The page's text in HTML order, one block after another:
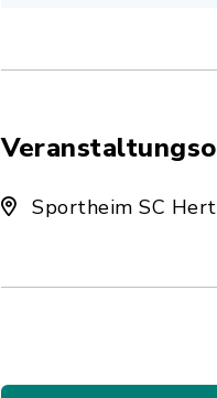
Sportheim SC